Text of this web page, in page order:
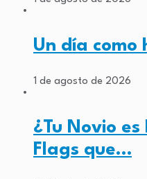
Un día
1 de agosto de 2026
¿Tu Novio es
Flags que…